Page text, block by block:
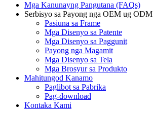
Mga Kanunayng Pangutana (FAQs)
Serbisyo sa Payong nga OEM ug ODM
Pasiuna sa Frame
Mga Disenyo sa Patente
Mga Disenyo sa Paggunit
Payong nga Magamit
Mga Disenyo sa Tela
Mga Brosyur sa Produkto
Mahitungod Kanamo
Paglibot sa Pabrika
Pag-download
Kontaka Kami